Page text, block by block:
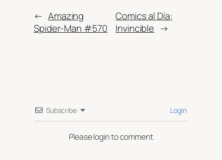
← Amazing
Spider-Man #570
Comics al Día:
Invincible →
Subscribe Login
Please login to comment